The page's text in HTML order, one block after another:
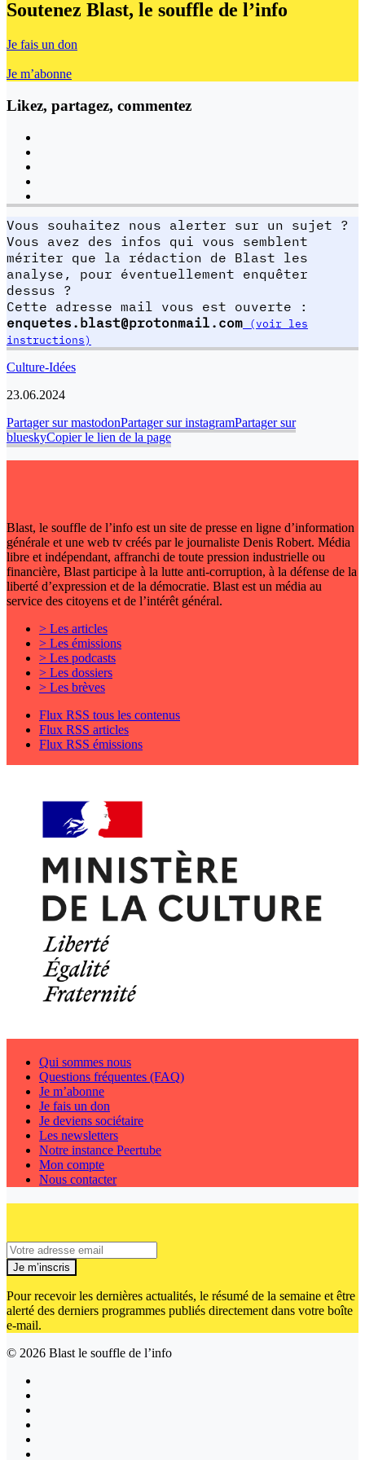
Soutenez Blast, le souffle de l’info
Je fais un don
Je m’abonne
Likez, partagez, commentez
Vous souhaitez nous alerter sur un sujet ?
Vous avez des infos qui vous semblent
mériter que la rédaction de Blast les
analyse, pour éventuellement enquêter
dessus ?
Cette adresse mail vous est ouverte :
enquetes.blast@protonmail.com (voir les
instructions)
Culture-Idées
23.06.2024
Partager sur mastodonPartager sur instagramPartager sur
blueskyCopier le lien de la page
Blast, le souffle de l’info est un site de presse en ligne d’information
générale et une web tv créés par le journaliste Denis Robert. Média
libre et indépendant, affranchi de toute pression industrielle ou
financière, Blast participe à la lutte anti-corruption, à la défense de la
liberté d’expression et de la démocratie. Blast est un média au
service des citoyens et de l’intérêt général.
> Les articles
> Les émissions
> Les podcasts
> Les dossiers
> Les brèves
Flux RSS tous les contenus
Flux RSS articles
Flux RSS émissions
Qui sommes nous
Questions fréquentes (FAQ)
Je m’abonne
Je fais un don
Je deviens sociétaire
Les newsletters
Notre instance Peertube
Mon compte
Nous contacter
Je m’inscris
Pour recevoir les dernières actualités, le résumé de la semaine et être
alerté des derniers programmes publiés directement dans votre boîte
e-mail.
© 2026 Blast le souffle de l’info